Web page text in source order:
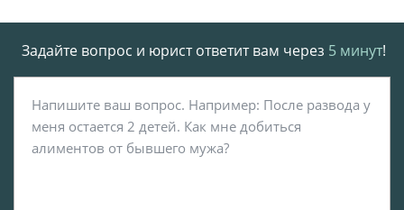
Задайте вопрос и юрист ответит вам через 5 минут!